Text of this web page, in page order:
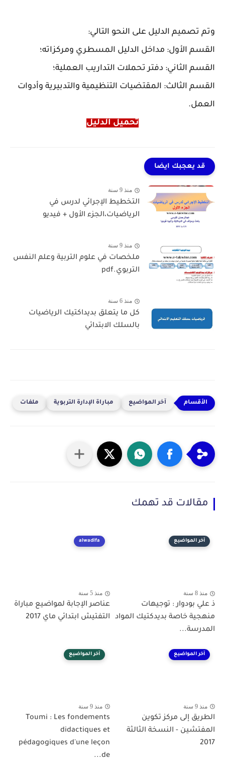
وتم تصميم الدليل على النحو التالي:
القسم الأول: مداخل الدليل المسطري ومركزاته؛
القسم الثاني: دفتر تحملات التداريب العملية؛
القسم الثالث: المقتضيات التنظيمية والتدبيرية وأدوات
العمل.
تحميل الدليل
قد يعجبك ايضا
منذ 9 سنة
التخطيط الإجرائي لدرس في
الرياضيات،الجزء الأول + فيديو
منذ 9 سنة
ملخصات في علوم التربية وعلم النفس
التربوي.pdf
منذ 6 سنة
كل ما يتعلق بديداكتيك الرياضيات
بالسلك الابتدائي
آخر المواضيع مباراة الإدارة التربوية ملفات
مقالات قد تهمك
آخر المواضيع
منذ 8 سنة
ذ علي بودوار : توجيهات
منهجية خاصة بديدكتيك المواد
المدرسة...
alwadifa
منذ 5 سنة
عناصر الإجابة لمواضيع مباراة
التفتيش ابتدائي ماي 2017
آخر المواضيع
منذ 9 سنة
الطريق إلى مركز تكوين
المفتشين - النسخة الثالثة
2017
آخر المواضيع
منذ 9 سنة
Toumi : Les fondements
didactiques et
pédagogiques d'une leçon
de...